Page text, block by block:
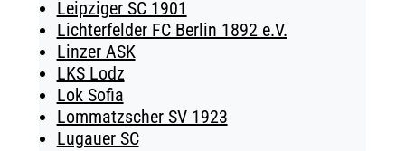
Leipziger SC 1901
Lichterfelder FC Berlin 1892 e.V.
Linzer ASK
LKS Lodz
Lok Sofia
Lommatzscher SV 1923
Lugauer SC